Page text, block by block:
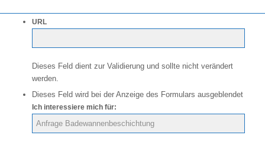
URL
Dieses Feld dient zur Validierung und sollte nicht verändert
werden.
Dieses Feld wird bei der Anzeige des Formulars ausgeblendet
Ich interessiere mich für: